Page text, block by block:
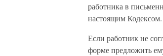
работника в
настоящим Кодексом.
Если работник не
форме предложить